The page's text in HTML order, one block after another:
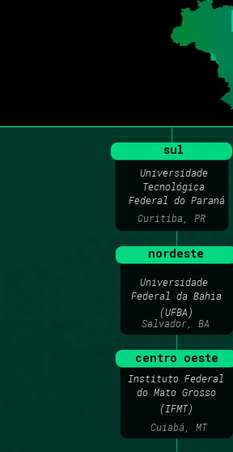
centro oeste
sul
Universidade
Tecnológica
Federal do Paraná
Curitiba, PR
Instituto Federal
do Mato Grosso
(IFMT)
Cuiabá, MT
nordeste
Universidade
Federal da Bahia
(UFBA)
Salvador, BA